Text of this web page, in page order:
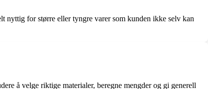
nyttig for større eller tyngre varer som kunden ikke selv kan
å velge riktige materialer, beregne mengder og gi generell